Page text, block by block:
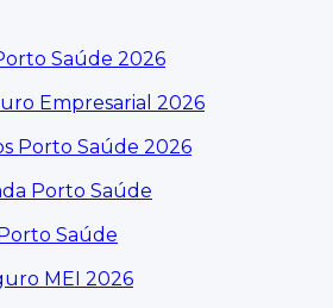
Saúde 2026
Empresarial 2026
Porto Saúde 2026
Porto Saúde
Saúde
MEI 2026